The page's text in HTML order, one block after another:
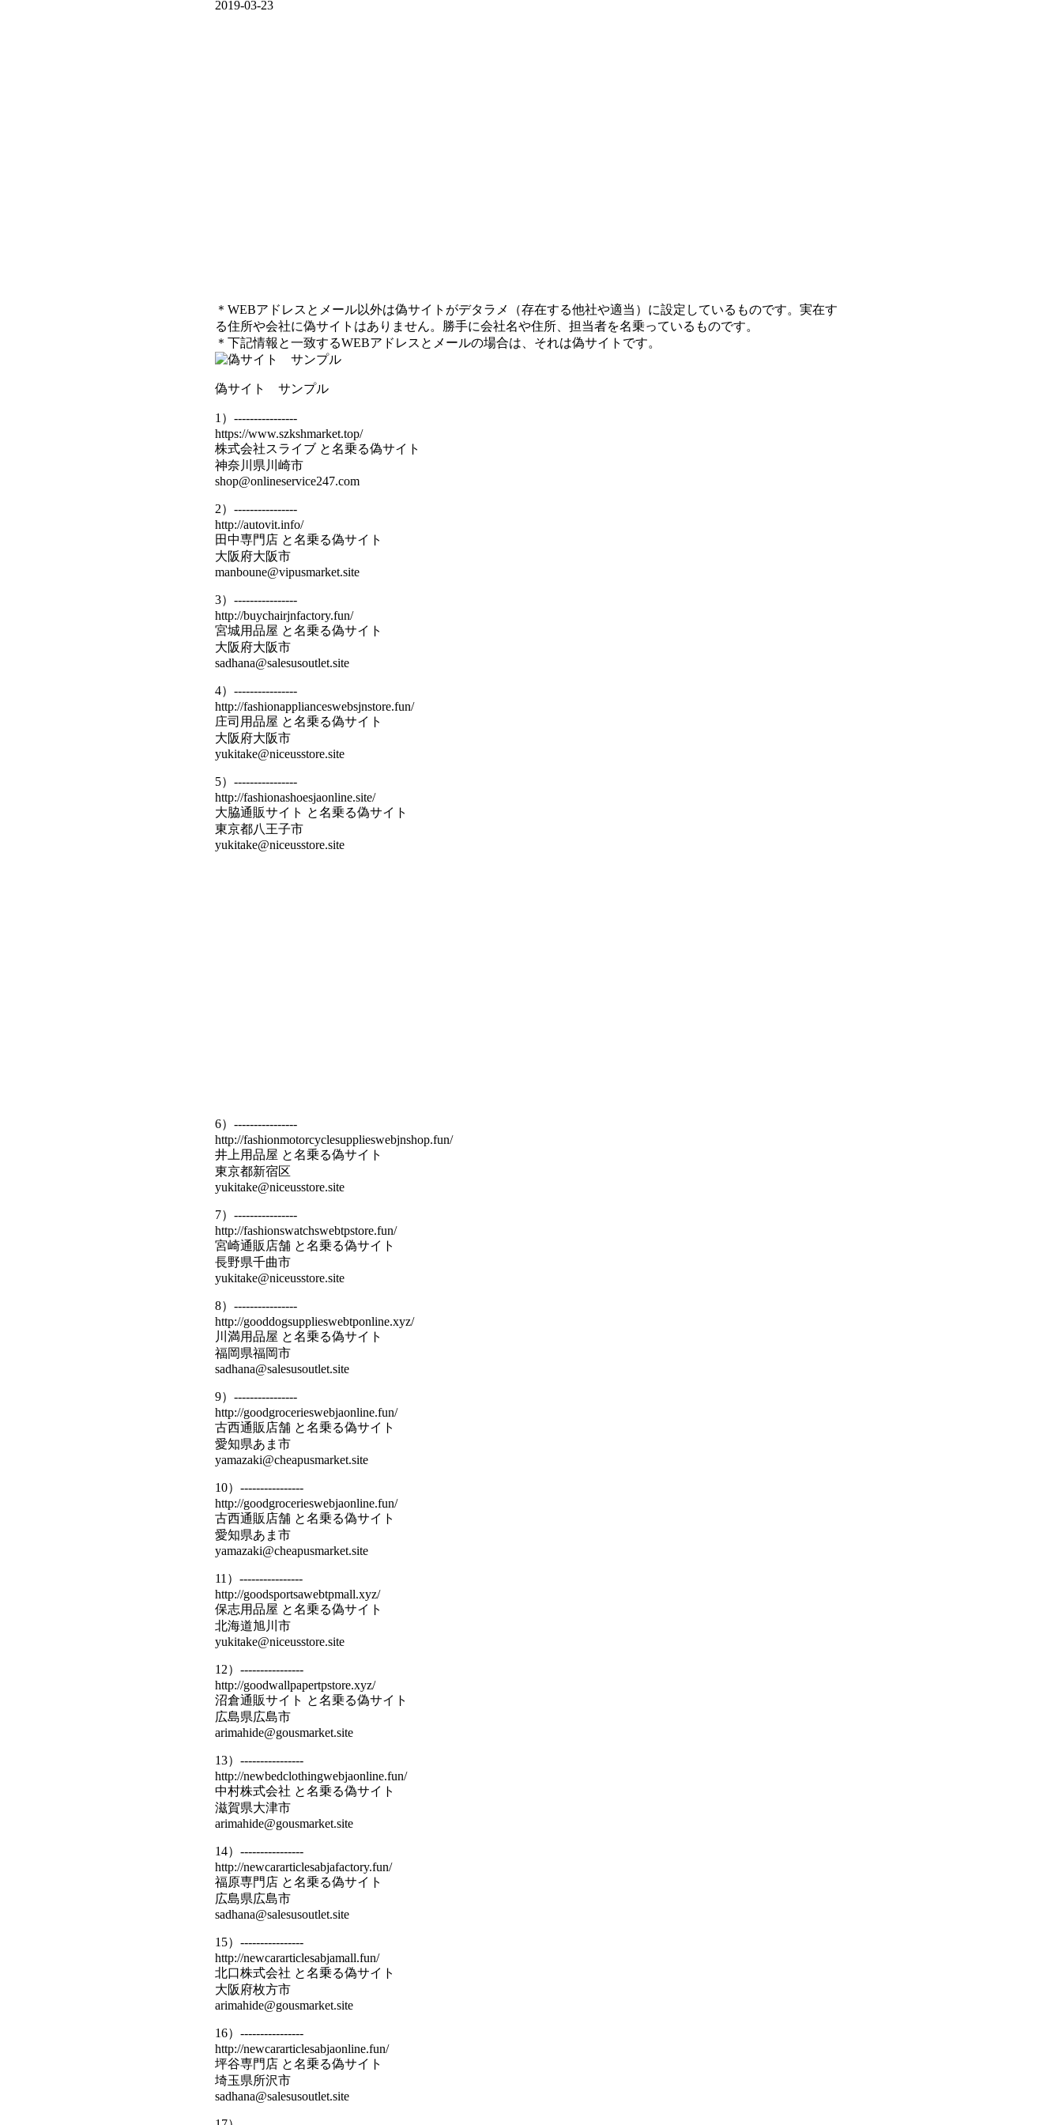
2019-03-23
＊WEBアドレスとメール以外は偽サイトがデタラメ（存在する他社や適当）に設定しているものです。実在す
る住所や会社に偽サイトはありません。勝手に会社名や住所、担当者を名乗っているものです。
＊下記情報と一致するWEBアドレスとメールの場合は、それは偽サイトです。
偽サイト サンプル
1）----------------
https://www.szkshmarket.top/
株式会社スライブ と名乗る偽サイト
神奈川県川崎市
shop@onlineservice247.com
2）----------------
http://autovit.info/
田中専門店 と名乗る偽サイト
大阪府大阪市
manboune@vipusmarket.site
3）----------------
http://buychairjnfactory.fun/
宮城用品屋 と名乗る偽サイト
大阪府大阪市
sadhana@salesusoutlet.site
4）----------------
http://fashionapplianceswebsjnstore.fun/
庄司用品屋 と名乗る偽サイト
大阪府大阪市
yukitake@niceusstore.site
5）----------------
http://fashionashoesjaonline.site/
大脇通販サイト と名乗る偽サイト
東京都八王子市
yukitake@niceusstore.site
6）----------------
http://fashionmotorcyclesupplieswebjnshop.fun/
井上用品屋 と名乗る偽サイト
東京都新宿区
yukitake@niceusstore.site
7）----------------
http://fashionswatchswebtpstore.fun/
宮崎通販店舗 と名乗る偽サイト
長野県千曲市
yukitake@niceusstore.site
8）----------------
http://gooddogsupplieswebtponline.xyz/
川満用品屋 と名乗る偽サイト
福岡県福岡市
sadhana@salesusoutlet.site
9）----------------
http://goodgrocerieswebjaonline.fun/
古西通販店舗 と名乗る偽サイト
愛知県あま市
yamazaki@cheapusmarket.site
10）----------------
http://goodgrocerieswebjaonline.fun/
古西通販店舗 と名乗る偽サイト
愛知県あま市
yamazaki@cheapusmarket.site
11）----------------
http://goodsportsawebtpmall.xyz/
保志用品屋 と名乗る偽サイト
北海道旭川市
yukitake@niceusstore.site
12）----------------
http://goodwallpapertpstore.xyz/
沼倉通販サイト と名乗る偽サイト
広島県広島市
arimahide@gousmarket.site
13）----------------
http://newbedclothingwebjaonline.fun/
中村株式会社 と名乗る偽サイト
滋賀県大津市
arimahide@gousmarket.site
14）----------------
http://newcararticlesabjafactory.fun/
福原専門店 と名乗る偽サイト
広島県広島市
sadhana@salesusoutlet.site
15）----------------
http://newcararticlesabjamall.fun/
北口株式会社 と名乗る偽サイト
大阪府枚方市
arimahide@gousmarket.site
16）----------------
http://newcararticlesabjaonline.fun/
坪谷専門店 と名乗る偽サイト
埼玉県所沢市
sadhana@salesusoutlet.site